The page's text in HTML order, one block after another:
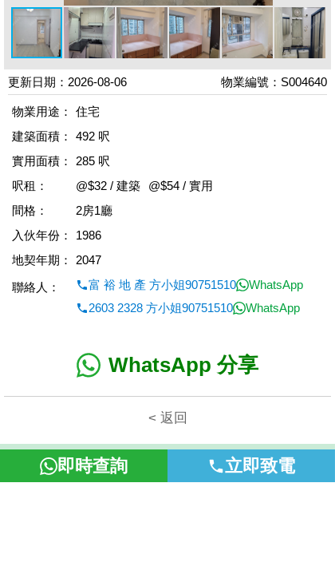
更新日期：2026-08-06 物業編號：S004640
物業用途：
住宅
建築面積：
492 呎
實用面積：
285 呎
呎租：
@$32 / 建築
@$54 / 實用
間格：
2房1廳
入伙年份：
1986
地契年期：
2047
聯絡人：
富 裕 地 產 方小姐90751510
WhatsApp
2603 2328 方小姐90751510
WhatsApp
WhatsApp 分享
< 返回
即時查詢 立即致電
本網頁所提供資料僅作參考用途。若因錯漏而引致任何不便或損
失，富裕地產概不負責。